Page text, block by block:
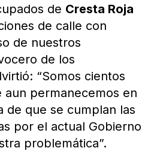
de Cresta Roja
de calle con
de nuestros
de los
“Somos cientos
aun permanecemos en
de que se cumplan las
por el actual Gobierno
problemática”.